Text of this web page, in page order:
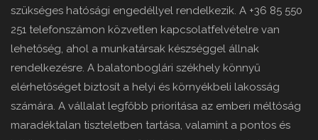
szükséges hatósági engedéllyel rendelkezik. A +36 85 550
251 telefonszámon közvetlen kapcsolatfelvételre van
lehetőség, ahol a munkatársak készséggel állnak
rendelkezésre. A balatonboglári székhely könnyű
elérhetőséget biztosít a helyi és környékbeli lakosság
számára. A vállalat legfőbb prioritása az emberi méltóság
maradéktalan tiszteletben tartása, valamint a pontos és